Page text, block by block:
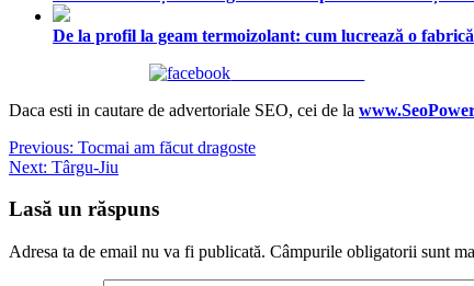
De la profil la geam termoizolant: cum lucrează o
Daca esti in cautare de advertoriale SEO, cei de la
Navigare
în
articole
Previous: Tocmai am făcut dragoste
Next: Târgu-Jiu
Lasă un răspuns
Adresa ta de email nu va fi publicată. Câmpurile obligatorii sunt